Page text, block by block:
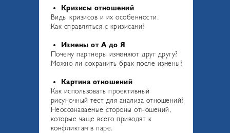
Кризисы отношений
Виды кризисов и их особенности.
Как справляться с кризисами?
Измены от А до Я
Почему партнеры изменяют друг другу?
Можно ли сохранить брак после измены?
Картина отношений
Как использовать проективный
рисуночный тест для анализа отношений?
Неосознаваемые стороны отношений,
которые чаще всего приводят к
конфликтам в паре.